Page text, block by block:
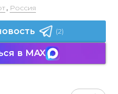
, Россия
(2)
в MAX